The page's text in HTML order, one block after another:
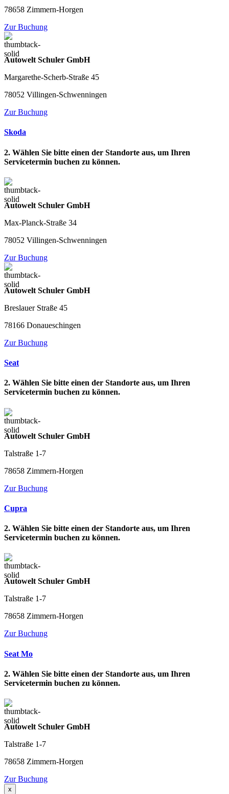
78658 Zimmern-Horgen
Zur Buchung
Autowelt Schuler GmbH
Margarethe-Scherb-Straße 45
78052 Villingen-Schwenningen
Zur Buchung
Skoda
2. Wählen Sie bitte einen der Standorte aus, um Ihren
Servicetermin buchen zu können.
Autowelt Schuler GmbH
Max-Planck-Straße 34
78052 Villingen-Schwenningen
Zur Buchung
Autowelt Schuler GmbH
Breslauer Straße 45
78166 Donaueschingen
Zur Buchung
Seat
2. Wählen Sie bitte einen der Standorte aus, um Ihren
Servicetermin buchen zu können.
Autowelt Schuler GmbH
Talstraße 1-7
78658 Zimmern-Horgen
Zur Buchung
Cupra
2. Wählen Sie bitte einen der Standorte aus, um Ihren
Servicetermin buchen zu können.
Autowelt Schuler GmbH
Talstraße 1-7
78658 Zimmern-Horgen
Zur Buchung
Seat Mo
2. Wählen Sie bitte einen der Standorte aus, um Ihren
Servicetermin buchen zu können.
Autowelt Schuler GmbH
Talstraße 1-7
78658 Zimmern-Horgen
Zur Buchung
x